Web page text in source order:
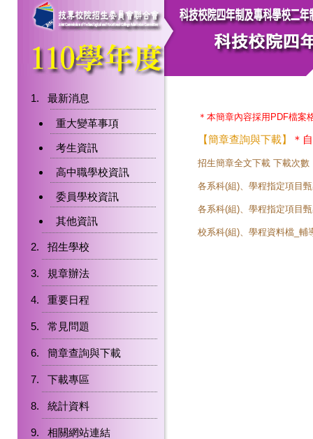
最新消息
重大變革事項
考生資訊
高中職學校資訊
委員學校資訊
其他資訊
招生學校
規章辦法
重要日程
常見問題
簡章查詢與下載
下載專區
統計資料
相關網站連結
＊本簡章內容採用PDF檔案
【簡章查詢與下載】 ＊
招生簡章全文下載 下載次數
各系科(組)、學程指定項目
各系科(組)、學程指定項目
校系科(組)、學程資料檔_輔